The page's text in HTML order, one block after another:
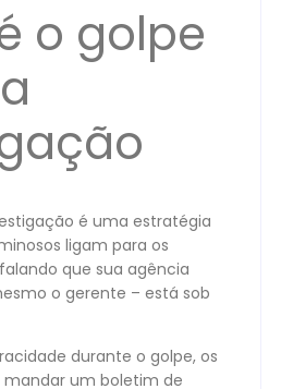
o golpe
é uma estratégia
ligam para os
que sua agência
o gerente – está sob
durante o golpe, os
um boletim de